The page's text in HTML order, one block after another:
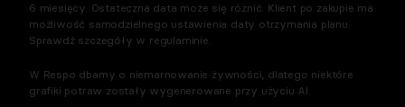
6 miesięcy. Ostateczna data może się różnić. Klient po zakupie ma
możliwość samodzielnego ustawienia daty otrzymania planu.
Sprawdź szczegóły w regulaminie.
W Respo dbamy o niemarnowanie żywności, dlatego niektóre
grafiki potraw zostały wygenerowane przy użyciu AI.